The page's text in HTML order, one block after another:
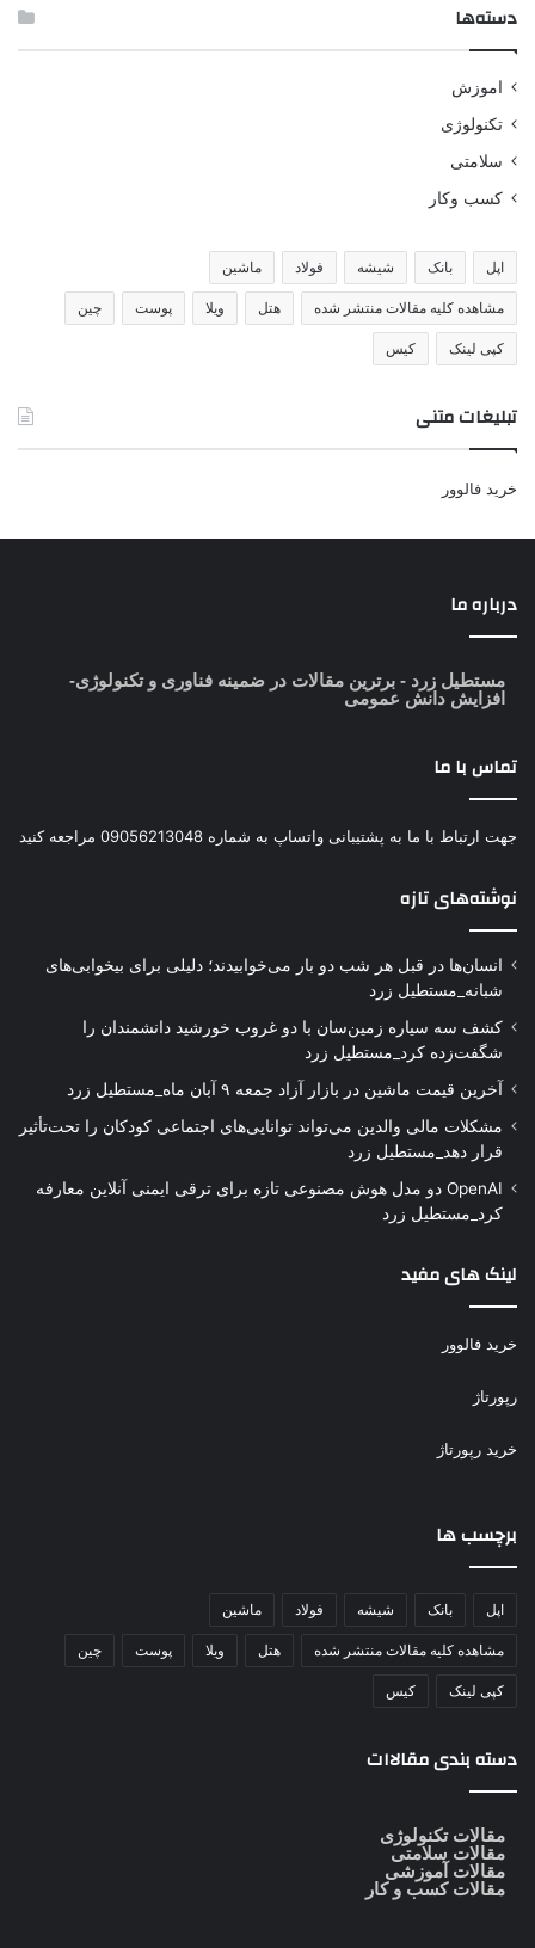
دسته‌ها
اموزش
تکنولوژی
سلامتی
کسب وکار
اپل بانک شیشه فولاد ماشین
مشاهده کلیه مقالات منتشر شده هتل ویلا پوست چین
کپی لینک کیس
تبلیغات متنی
خرید فالوور
درباره ما
مستطیل زرد - برترین مقالات در ضمینه فناوری و تکنولوژی-
افزایش دانش عمومی
تماس با ما
جهت ارتباط با ما به پشتیبانی واتساپ به شماره 09056213048 مراجعه کنید
نوشته‌های تازه
انسان‌ها در قبل هر شب دو بار می‌خوابیدند؛ دلیلی برای بیخوابی‌های
شبانه_مستطیل زرد
کشف سه سیاره زمین‌سان با دو غروب خورشید دانشمندان را
شگفت‌زده کرد_مستطیل زرد
آخرین قیمت ماشین در بازار آزاد جمعه ۹ آبان ماه_مستطیل زرد
مشکلات مالی والدین می‌تواند توانایی‌های اجتماعی کودکان را تحت‌تأثیر
قرار دهد_مستطیل زرد
OpenAI دو مدل هوش مصنوعی تازه برای ترقی ایمنی آنلاین معارفه
کرد_مستطیل زرد
لینک های مفید
خرید فالوور
رپورتاژ
خرید رپورتاژ
برچسب ها
اپل بانک شیشه فولاد ماشین
مشاهده کلیه مقالات منتشر شده هتل ویلا پوست چین
کپی لینک کیس
دسته بندی مقالاات
مقالات تکنولوژی
مقالات سلامتی
مقالات آموزشی
مقالات کسب و کار